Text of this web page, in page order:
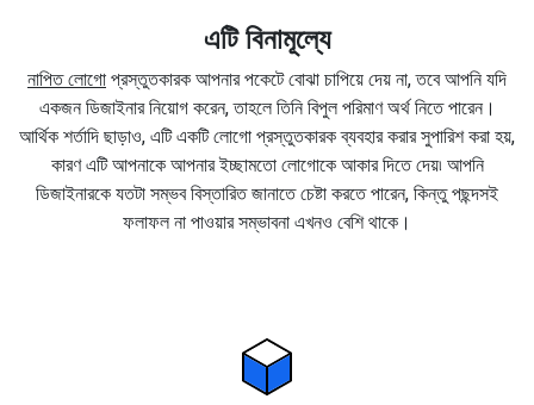
এটি বিনামূল্যে
নাপিত লোগো প্রস্তুতকারক আপনার পকেটে বোঝা চাপিয়ে দেয় না, তবে আপনি যদি
একজন ডিজাইনার নিয়োগ করেন, তাহলে তিনি বিপুল পরিমাণ অর্থ নিতে পারেন।
আর্থিক শর্তাদি ছাড়াও, এটি একটি লোগো প্রস্তুতকারক ব্যবহার করার সুপারিশ করা হয়,
কারণ এটি আপনাকে আপনার ইচ্ছামতো লোগোকে আকার দিতে দেয়৷ আপনি
ডিজাইনারকে যতটা সম্ভব বিস্তারিত জানাতে চেষ্টা করতে পারেন, কিন্তু পছন্দসই
ফলাফল না পাওয়ার সম্ভাবনা এখনও বেশি থাকে।